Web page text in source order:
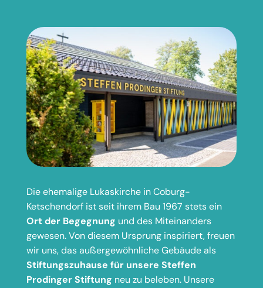
Die ehemalige Lukaskirche in Coburg-
Ketschendorf ist seit ihrem Bau 1967 stets ein
Ort der Begegnung und des Miteinanders
gewesen. Von diesem Ursprung inspiriert, freuen
wir uns, das außergewöhnliche Gebäude als
Stiftungszuhause für unsere Steffen
Prodinger Stiftung neu zu beleben. Unsere